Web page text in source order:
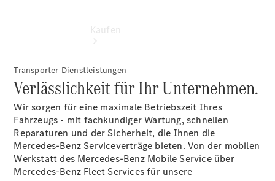
Übersicht
Gebrauchtwagensuche
Junge
Sterne
Transporter-Dienstleistungen
Verlässlichkeit für Ihr Unternehmen.
Wir sorgen für eine maximale Betriebszeit Ihres
Fahrzeugs - mit fachkundiger Wartung, schnellen
Reparaturen und der Sicherheit, die Ihnen die
Mercedes-Benz Serviceverträge bieten. Von der mobilen
Werkstatt des Mercedes-Benz Mobile Serviceüber
Mercedes-Benz Fleet Services für unsere